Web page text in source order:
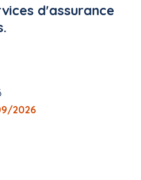
d'assurance
2026